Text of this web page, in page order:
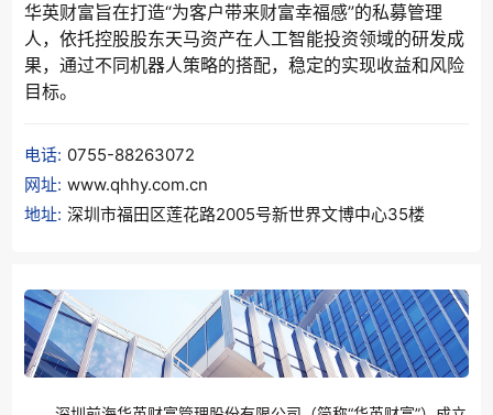
华英财富旨在打造“为客户带来财富幸福感”的私募管理
人，依托控股股东天马资产在人工智能投资领域的研发成
果，通过不同机器人策略的搭配，稳定的实现收益和风险
目标。
电话: 0755-88263072
网址: www.qhhy.com.cn
地址: 深圳市福田区莲花路2005号新世界文博中心35楼